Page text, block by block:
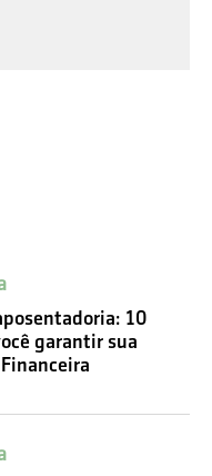
10
garantir sua